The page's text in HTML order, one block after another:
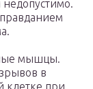
мышцы.
в
клетке при